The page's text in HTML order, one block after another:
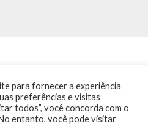
CONTATO
TRÂNSITO NA PONTE
para fornecer a experiência
preferências e visitas
todos”, você concorda com o
entanto, você pode visitar